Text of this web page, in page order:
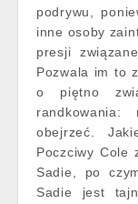
podrywu,
inne osoby
presji
Pozwala im to
o piętno
obejrzeć.
Poczciwy Cole
Sadie, po
Sadie jest